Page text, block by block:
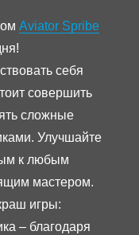
Aviator Spribe
себя
совершить
сложные
Улучшайте
к любым
мастером.
игры:
– благодаря